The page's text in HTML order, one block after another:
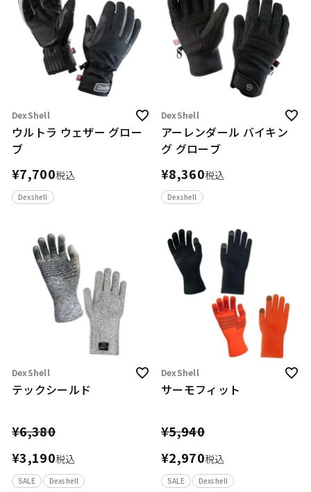
DexShell
ウルトラ ウェザー グロー
ブ
¥7,700税込
Dexshell
DexShell
アーレンダール バイキン
グ グローブ
¥8,360税込
Dexshell
DexShell
テックシールド
¥6,380
¥3,190税込
SALE Dexshell
DexShell
サーモフィット
¥5,940
¥2,970税込
SALE Dexshell